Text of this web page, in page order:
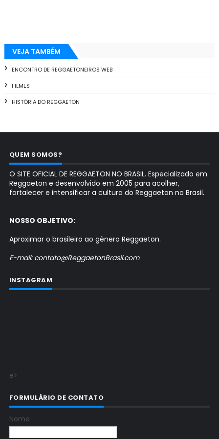
VEJA TAMBÉM
ENCONTRO DE REGGAETONEIROS WEB
FILMES
HISTÓRIA DO REGGAETON
QUEM SOMOS?
O SITE OFICIAL DE REGGAETON NO BRASIL. Especializado em
Reggaeton e desenvolvido em 2005 para acolher,
fortalecer e intensificar a cultura do Reggaeton no Brasil.
NOSSO OBJETIVO:
Aproximar o brasileiro ao gênero Reggaeton.
E-mail: contato@ReggaetonBrasil.com
INSTAGRAM
e>
FORMULÁRIO DE CONTATO
Nome